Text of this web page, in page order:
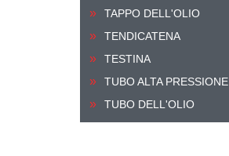
TAPPO DELL'OLIO
TENDICATENA
TESTINA
TUBO ALTA PRESSIONE
TUBO DELL'OLIO